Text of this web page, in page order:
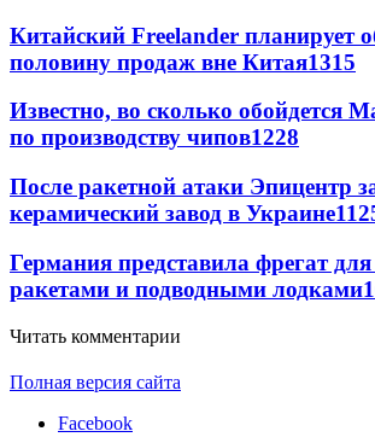
Китайский Freelander планирует
половину продаж вне Китая1315
Известно, во сколько обойдется
по производству чипов1228
После ракетной атаки Эпицентр
керамический завод в Украине
Германия представила фрегат
ракетами и подводными лодками
Читать комментарии
Полная версия сайта
Facebook